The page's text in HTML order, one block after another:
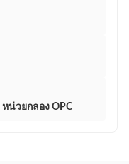
หน่วยกลอง OPC